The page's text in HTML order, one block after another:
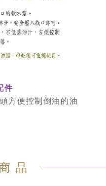
件
方便控制倒油的油
品